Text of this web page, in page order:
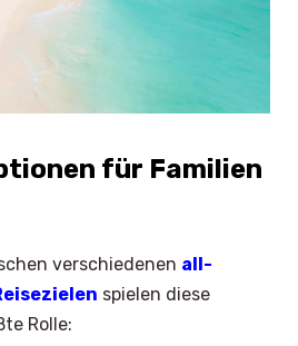
für Familien
verschiedenen all-
spielen diese
Rolle: